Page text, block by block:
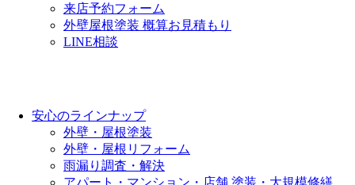
来店予約フォーム
外壁屋根塗装 概算お見積もり
LINE相談
安心のラインナップ
外壁・屋根塗装
外壁・屋根リフォーム
雨漏り調査・解決
アパート・マンション・店舗 塗装・大規模修繕